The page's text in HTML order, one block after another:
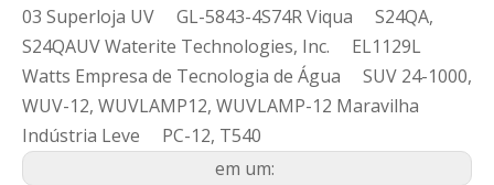
03 Superloja UV GL-5843-4S74R Viqua S24QA,
S24QAUV Waterite Technologies, Inc. EL1129L
Watts Empresa de Tecnologia de Água SUV 24-1000,
WUV-12, WUVLAMP12, WUVLAMP-12 Maravilha
Indústria Leve PC-12, T540
em um: